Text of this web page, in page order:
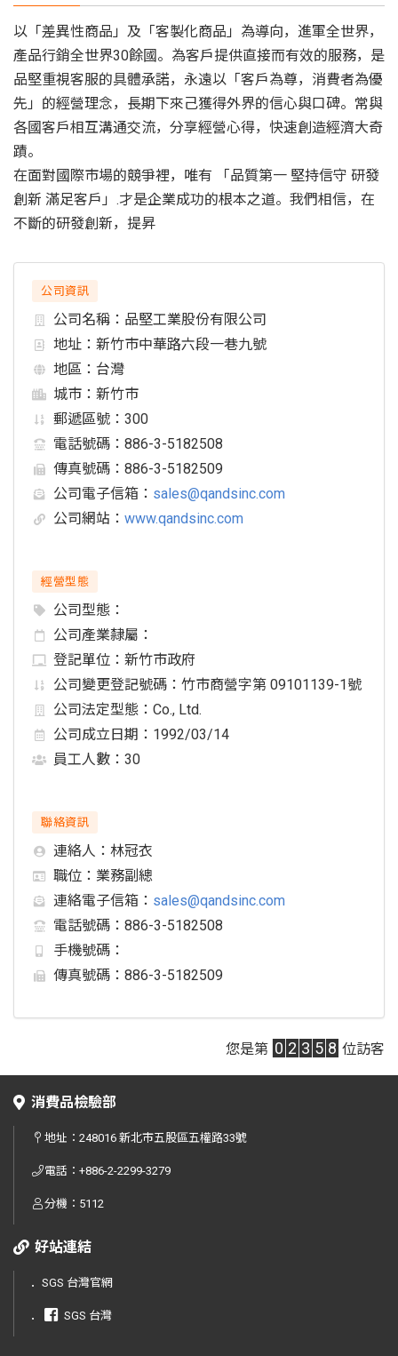
以「差異性商品」及「客製化商品」為導向，進軍全世界，
產品行銷全世界30餘國。為客戶提供直接而有效的服務，是
品堅重視客服的具體承諾，永遠以「客戶為尊，消費者為優
先」的經營理念，長期下來己獲得外界的信心與口碑。常與
各國客戶相互溝通交流，分享經營心得，快速創造經濟大奇
蹟。
在面對國際市場的競爭裡，唯有 「品質第一 堅持信守 研發
創新 滿足客戶」.才是企業成功的根本之道。我們相信，在
不斷的研發創新，提昇
公司資訊
公司名稱： 品堅工業股份有限公司
地址： 新竹市中華路六段一巷九號
地區： 台灣
城市： 新竹市
郵遞區號： 300
電話號碼： 886-3-5182508
傳真號碼： 886-3-5182509
公司電子信箱： sales@qandsinc.com
公司網站： www.qandsinc.com
經營型態
公司型態：
公司產業隸屬：
登記單位： 新竹市政府
公司變更登記號碼： 竹市商營字第 09101139-1號
公司法定型態： Co., Ltd.
公司成立日期： 1992/03/14
員工人數： 30
聯絡資訊
連絡人： 林冠衣
職位： 業務副總
連絡電子信箱： sales@qandsinc.com
電話號碼： 886-3-5182508
手機號碼：
傳真號碼： 886-3-5182509
您是第 0 2 3 5 8 位訪客
消費品檢驗部
地址：248016 新北市五股區五權路33號
電話：+886-2-2299-3279
分機：5112
好站連結
． SGS 台灣官網
． SGS 台灣